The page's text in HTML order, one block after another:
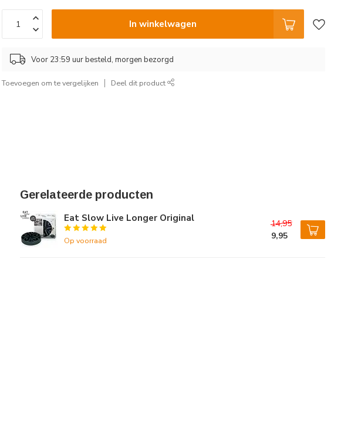
In winkelwagen
Voor 23:59 uur besteld, morgen bezorgd
Toevoegen om te vergelijken Deel dit product
Gerelateerde producten
Eat Slow Live Longer Original
Op voorraad
14,95
9,95